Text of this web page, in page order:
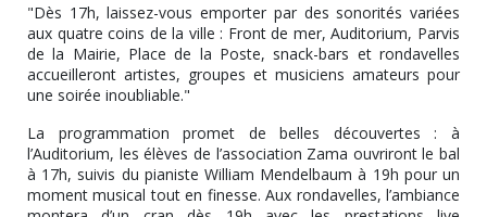
"Dès 17h, laissez-vous emporter par des sonorités variées
aux quatre coins de la ville : Front de mer, Auditorium, Parvis
de la Mairie, Place de la Poste, snack-bars et rondavelles
accueilleront artistes, groupes et musiciens amateurs pour
une soirée inoubliable."
La programmation promet de belles découvertes : à
l’Auditorium, les élèves de l’association Zama ouvriront le bal
à 17h, suivis du pianiste William Mendelbaum à 19h pour un
moment musical tout en finesse. Aux rondavelles, l’ambiance